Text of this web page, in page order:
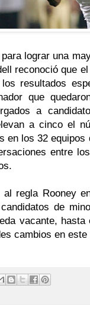
lograr una
reconoció que
resultados
que
a
a cinco el
en los 32
entre
al regla Rooney
de
vacante,
cambios en este